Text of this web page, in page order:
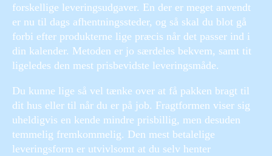
forskellige leveringsudgaver. En der er meget anvendt
er nu til dags afhentningssteder, og så skal du blot gå
forbi efter produkterne lige præcis når det passer ind i
din kalender. Metoden er jo særdeles bekvem, samt tit
ligeledes den mest prisbevidste leveringsmåde.
Du kunne lige så vel tænke over at få pakken bragt til
dit hus eller til når du er på job. Fragtformen viser sig
uheldigvis en kende mindre prisbillig, men desuden
temmelig fremkommelig. Den mest betalelige
leveringsform er utvivlsomt at du selv henter